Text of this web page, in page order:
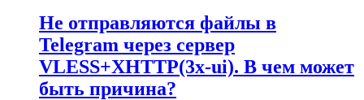
Не отправляются файлы в
Telegram через сервер
VLESS+XHTTP(3x-ui). В чем может
быть причина?